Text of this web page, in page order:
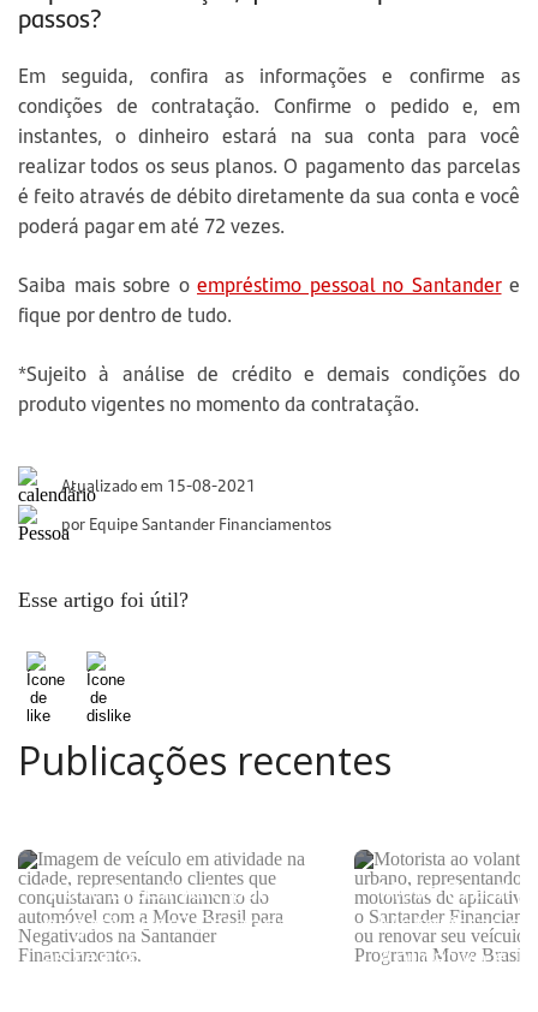
passos?
Em seguida, confira as informações e confirme as
condições de contratação. Confirme o pedido e, em
instantes, o dinheiro estará na sua conta para você
realizar todos os seus planos. O pagamento das parcelas
é feito através de débito diretamente da sua conta e você
poderá pagar em até 72 vezes.
Saiba mais sobre o empréstimo pessoal no Santandere
fique por dentro de tudo.
*Sujeito à análise de crédito e demais condições do
produto vigentes no momento da contratação.
Atualizado em 15-08-2021
por Equipe Santander Financiamentos
Esse artigo foi útil?
Publicações recentes
Move Brasil vale para
negativados? Entenda
as regras do programa
Move Brasil
Motoristas de
Aplicativo e